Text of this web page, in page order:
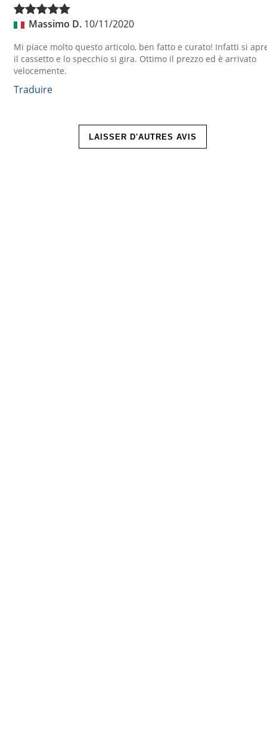
Massimo D. 10/11/2020
Mi piace molto questo articolo, ben fatto e curato! Infatti si
il cassetto e lo specchio si gira. Ottimo il prezzo ed è arrivato
velocemente.
Traduire
LAISSER D'AUTRES AVIS